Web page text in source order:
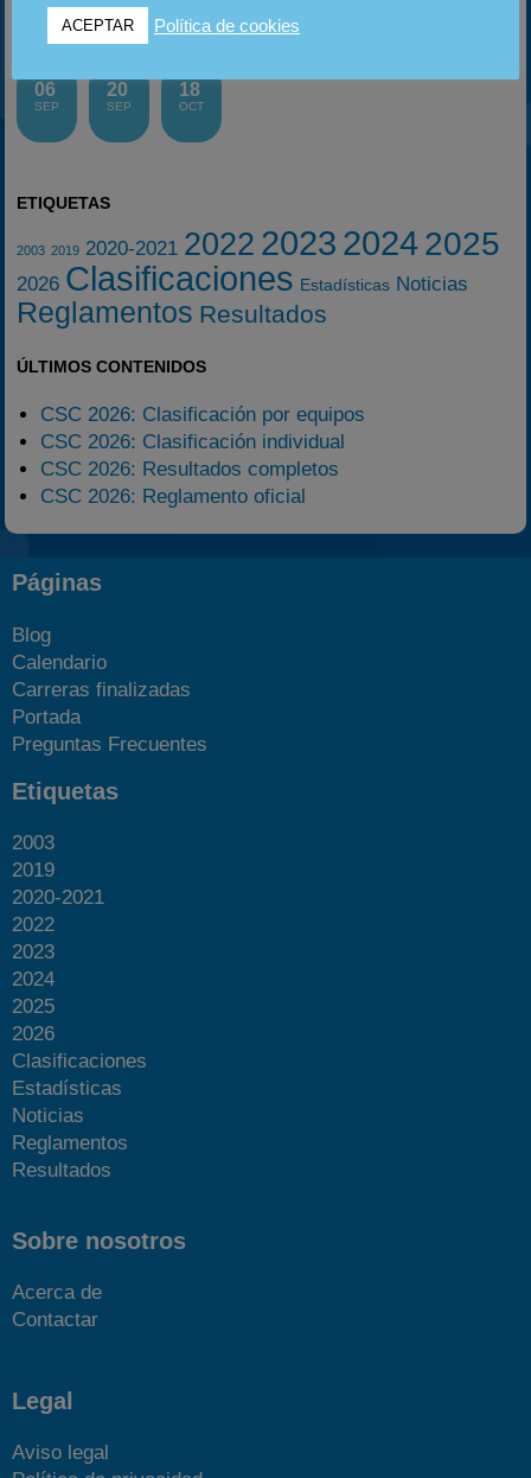
PRÓXIMOS EVENTOS
06
SEP
20
SEP
18
OCT
ETIQUETAS
2003 2019 2020-2021 2022 2023 20242025
2026 Clasificaciones Estadísticas Noticias
Reglamentos Resultados
ÚLTIMOS CONTENIDOS
CSC 2026: Clasificación por equipos
CSC 2026: Clasificación individual
CSC 2026: Resultados completos
CSC 2026: Reglamento oficial
Páginas
Blog
Calendario
Carreras finalizadas
Portada
Preguntas Frecuentes
Etiquetas
2003
2019
2020-2021
2022
2023
2024
2025
2026
Clasificaciones
Estadísticas
Noticias
Reglamentos
Resultados
Sobre nosotros
Acerca de
Contactar
Legal
Aviso legal
ACEPTAR Política de cookies